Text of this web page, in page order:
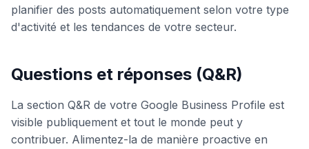
planifier des posts automatiquement selon votre type
d'activité et les tendances de votre secteur.
Questions et réponses (Q&R)
La section Q&R de votre Google Business Profile est
visible publiquement et tout le monde peut y
contribuer. Alimentez-la de manière proactive en